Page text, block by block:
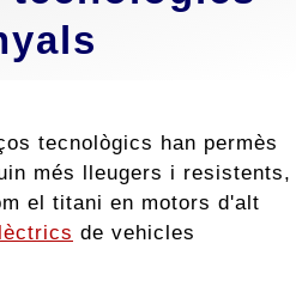
tecnològics han permès
més lleugers i resistents,
el titani en motors d'alt
de vehicles